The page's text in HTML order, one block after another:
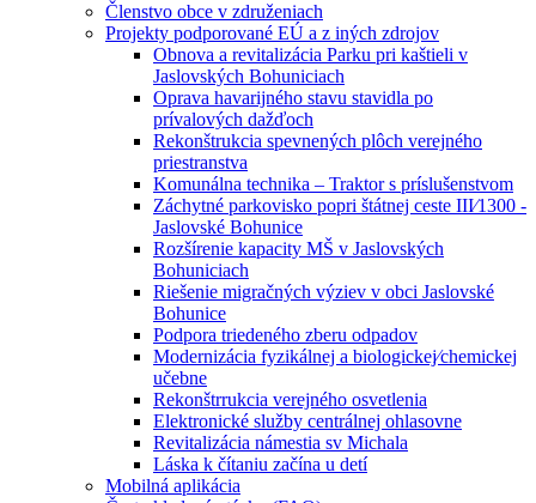
Členstvo obce v združeniach
Projekty podporované EÚ a z iných zdrojov
Obnova a revitalizácia Parku pri kaštieli v
Jaslovských Bohuniciach
Oprava havarijného stavu stavidla po
prívalových dažďoch
Rekonštrukcia spevnených plôch verejného
priestranstva
Komunálna technika – Traktor s príslušenstvom
Záchytné parkovisko popri štátnej ceste III⁄1300 -
Jaslovské Bohunice
Rozšírenie kapacity MŠ v Jaslovských
Bohuniciach
Riešenie migračných výziev v obci Jaslovské
Bohunice
Podpora triedeného zberu odpadov
Modernizácia fyzikálnej a biologickej⁄chemickej
učebne
Rekonštrrukcia verejného osvetlenia
Elektronické služby centrálnej ohlasovne
Revitalizácia námestia sv Michala
Láska k čítaniu začína u detí
Mobilná aplikácia